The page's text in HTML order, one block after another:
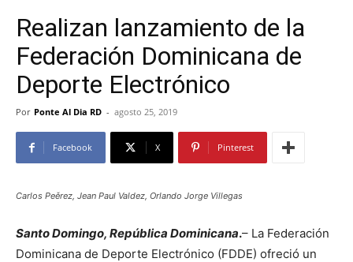
Realizan lanzamiento de la
Federación Dominicana de
Deporte Electrónico
Por Ponte Al Dia RD - agosto 25, 2019
Facebook X Pinterest
Carlos Peěrez, Jean Paul Valdez, Orlando Jorge Villegas
Santo Domingo, República Dominicana.– La Federación
Dominicana de Deporte Electrónico (FDDE) ofreció un